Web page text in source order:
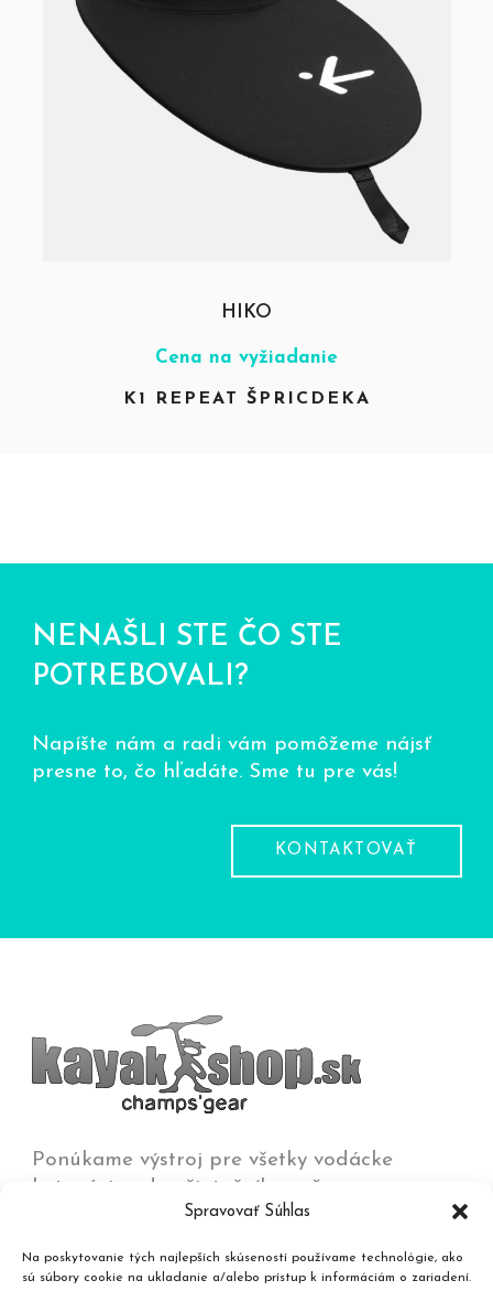
Spravovať Súhlas
Na poskytovanie tých najlepších skúseností používame technológie, ako
sú súbory cookie na ukladanie a/alebo prístup k informáciám o zariadení.
HIKO
Cena na vyžiadanie
K1 REPEAT ŠPRICDEKA
NENAŠLI STE ČO STE
POTREBOVALI?
Napíšte nám a radi vám pomôžeme nájsť
presne to, čo hľadáte. Sme tu pre vás!
KONTAKTOVAŤ
Ponúkame výstroj pre všetky vodácke
kategórie od začiatočníkov až po
olympijských víťazov na všetkých typoch vôd
najdivokejšie rieky, umelé trate a moria.